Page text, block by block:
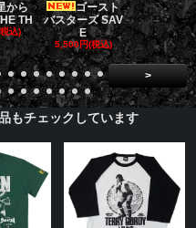
から
TH
込)
ゴースト
バスターズ SAV
E
5,500円(税込)
ゴー
バスターズ
ージャ
5,500円(税
>
もチェックしています